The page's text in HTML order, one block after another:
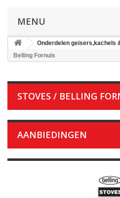
MENU
Onderdelen geisers,kachels
Belling Fornuis
STOVES / BELLING
AANBIEDINGEN